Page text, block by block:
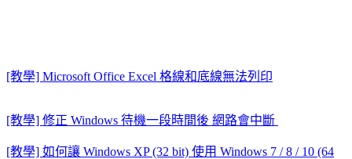
[教學] Microsoft Office Excel 格線和底線無法列印
[教學] 修正 Windows 待機一段時間後 網路會中斷
[教學] 如何讓 Windows XP (32 bit) 使用 Windows 7 / 8 / 10 (64